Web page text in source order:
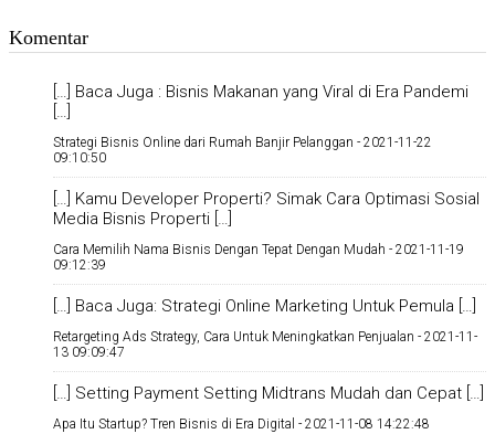
Komentar
[…] Baca Juga : Bisnis Makanan yang Viral di Era Pandemi
[…]
Strategi Bisnis Online dari Rumah Banjir Pelanggan - 2021-11-22
09:10:50
[…] Kamu Developer Properti? Simak Cara Optimasi Sosial
Media Bisnis Properti […]
Cara Memilih Nama Bisnis Dengan Tepat Dengan Mudah - 2021-11-19
09:12:39
[…] Baca Juga: Strategi Online Marketing Untuk Pemula […]
Retargeting Ads Strategy, Cara Untuk Meningkatkan Penjualan - 2021-11-
13 09:09:47
[…] Setting Payment Setting Midtrans Mudah dan Cepat […]
Apa Itu Startup? Tren Bisnis di Era Digital - 2021-11-08 14:22:48